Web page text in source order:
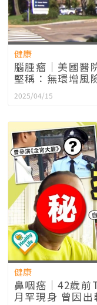
健康
腦腫瘤｜美國醫
堅稱：無環增風
2025/04/15
健康
鼻咽癌｜42歲前
月罕現身 曾因